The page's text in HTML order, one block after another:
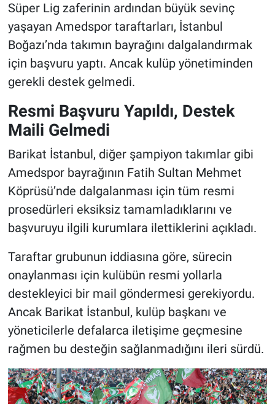
Süper Lig zaferinin ardından büyük sevinç
yaşayan Amedspor taraftarları, İstanbul
Boğazı’nda takımın bayrağını dalgalandırmak
için başvuru yaptı. Ancak kulüp yönetiminden
gerekli destek gelmedi.
Resmi Başvuru Yapıldı, Destek
Maili Gelmedi
Barikat İstanbul, diğer şampiyon takımlar gibi
Amedspor bayrağının Fatih Sultan Mehmet
Köprüsü’nde dalgalanması için tüm resmi
prosedürleri eksiksiz tamamladıklarını ve
başvuruyu ilgili kurumlara ilettiklerini açıkladı.
Taraftar grubunun iddiasına göre, sürecin
onaylanması için kulübün resmi yollarla
destekleyici bir mail göndermesi gerekiyordu.
Ancak Barikat İstanbul, kulüp başkanı ve
yöneticilerle defalarca iletişime geçmesine
rağmen bu desteğin sağlanmadığını ileri sürdü.